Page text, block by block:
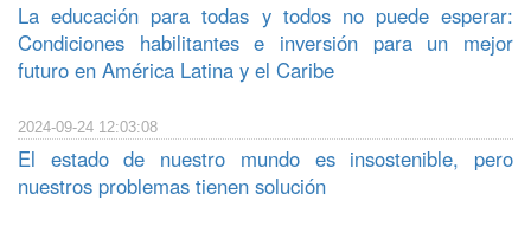
La educación para todas y todos no puede esperar:
Condiciones habilitantes e inversión para un mejor
futuro en América Latina y el Caribe
2024-09-24 12:03:08
El estado de nuestro mundo es insostenible, pero
nuestros problemas tienen solución